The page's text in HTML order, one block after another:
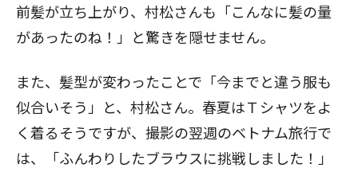
前髪が立ち上がり、村松さんも「こんなに髪の量
があったのね！」と驚きを隠せません。
また、髪型が変わったことで「今までと違う服も
似合いそう」と、村松さん。春夏はＴシャツをよ
く着るそうですが、撮影の翌週のベトナム旅行で
は、「ふんわりしたブラウスに挑戦しました！」